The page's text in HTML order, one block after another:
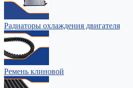
Радиаторы охлаждения двигателя
Ремень клиновой